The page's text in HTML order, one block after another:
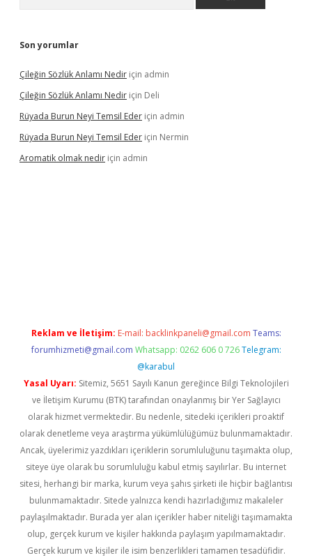
Son yorumlar
Çileğin Sözlük Anlamı Nedir için admin
Çileğin Sözlük Anlamı Nedir için Deli
Rüyada Burun Neyi Temsil Eder için admin
Rüyada Burun Neyi Temsil Eder için Nermin
Aromatik olmak nedir için admin
Reklam ve İletişim: E-mail: backlinkpaneli@gmail.com Teams:
forumhizmeti@gmail.com Whatsapp: 0262 606 0 726 Telegram:
@karabul
Yasal Uyarı: Sitemiz, 5651 Sayılı Kanun gereğince Bilgi Teknolojileri
ve İletişim Kurumu (BTK) tarafından onaylanmış bir Yer Sağlayıcı
olarak hizmet vermektedir. Bu nedenle, sitedeki içerikleri proaktif
olarak denetleme veya araştırma yükümlülüğümüz bulunmamaktadır.
Ancak, üyelerimiz yazdıkları içeriklerin sorumluluğunu taşımakta olup,
siteye üye olarak bu sorumluluğu kabul etmiş sayılırlar. Bu internet
sitesi, herhangi bir marka, kurum veya şahıs şirketi ile hiçbir bağlantısı
bulunmamaktadır. Sitede yalnızca kendi hazırladığımız makaleler
paylaşılmaktadır. Burada yer alan içerikler haber niteliği taşımamakta
olup, gerçek kurum ve kişiler hakkında paylaşım yapılmamaktadır.
Gerçek kurum ve kişiler ile isim benzerlikleri tamamen tesadüfidir.